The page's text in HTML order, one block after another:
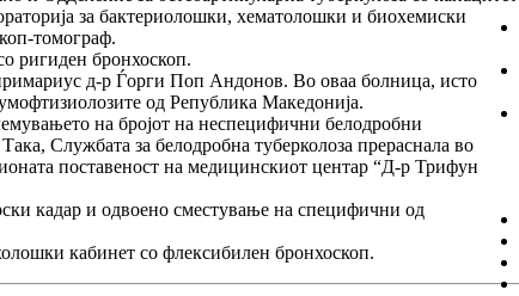
за бактериолошки, хематолошки и биохемиски
томограф.
ригиден бронхоскоп.
д-р Ѓорги Поп Андонов. Во оваа болница, исто
од Република Македонија.
на бројот на неспецифични белодробни
Службата за белодробна туберколоза прераснала во
поставеност на медицинскиот центар “Д-р Трифун
кадар и одвоено сместување на специфични од
кабинет со флексибилен бронхоскоп.